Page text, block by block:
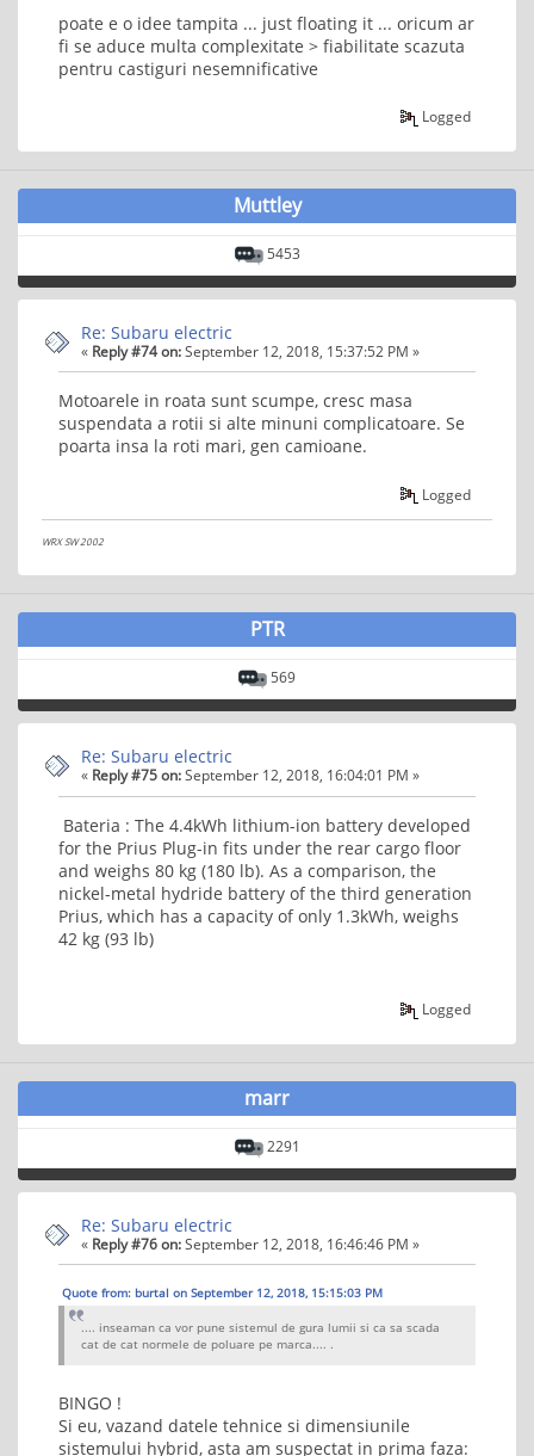
poate e o idee tampita ... just floating it ... oricum ar
fi se aduce multa complexitate > fiabilitate scazuta
pentru castiguri nesemnificative
Logged
Muttley
5453
Re: Subaru electric
« Reply #74 on:September 12, 2018, 15:37:52 PM »
Motoarele in roata sunt scumpe, cresc masa
suspendata a rotii si alte minuni complicatoare. Se
poarta insa la roti mari, gen camioane.
Logged
WRX SW 2002
PTR
569
Re: Subaru electric
« Reply #75 on:September 12, 2018, 16:04:01 PM »
Bateria : The 4.4kWh lithium-ion battery developed
for the Prius Plug-in fits under the rear cargo floor
and weighs 80 kg (180 lb). As a comparison, the
nickel-metal hydride battery of the third generation
Prius, which has a capacity of only 1.3kWh, weighs
42 kg (93 lb)
Logged
marr
2291
Re: Subaru electric
« Reply #76 on:September 12, 2018, 16:46:46 PM »
Quote from: burtal on September 12, 2018, 15:15:03 PM
.... inseaman ca vor pune sistemul de gura lumii si ca sa scada
cat de cat normele de poluare pe marca.... .
BINGO !
Si eu, vazand datele tehnice si dimensiunile
sistemului hybrid, asta am suspectat in prima faza: